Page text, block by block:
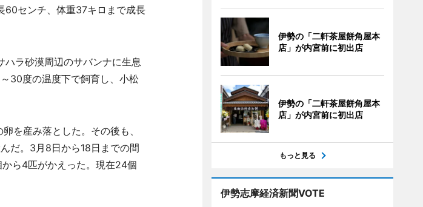
60センチ、体重37キロまで成長
ラ砂漠周辺のサバンナに生息
30度の温度下で飼育し、小松
を産み落とした。その後も、
だ。3月8日から18日までの間
ら4匹がかえった。現在24個
伊勢の「二軒茶屋餅角屋本
店」が内宮前に初出店
伊勢の「二軒茶屋餅角屋本
店」が内宮前に初出店
もっと見る
伊勢志摩経済新聞VOTE